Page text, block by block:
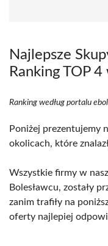
Najlepsze
Ranking TOP
Ranking według portalu
Poniżej prezentujemy
okolicach, które
Wszystkie firmy w
Bolesławcu, zostały
zanim trafiły na
oferty najlepiej